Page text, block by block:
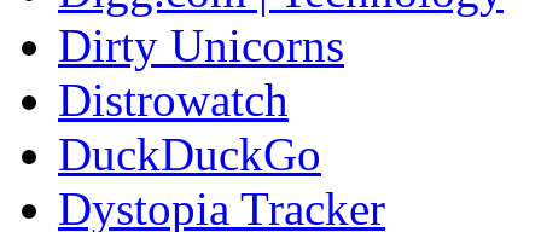
Dirty Unicorns
Distrowatch
DuckDuckGo
Dystopia Tracker